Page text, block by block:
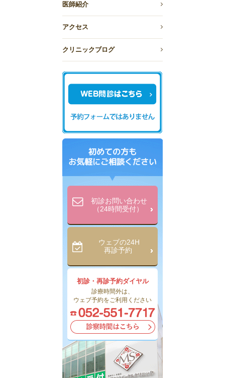
医師紹介
アクセス
クリニックブログ
初診お問い合わせ
（24時間受付）
ウェブの24H
再診予約
初診・再診予約ダイヤル
診療時間外は、
ウェブ予約をご利用ください